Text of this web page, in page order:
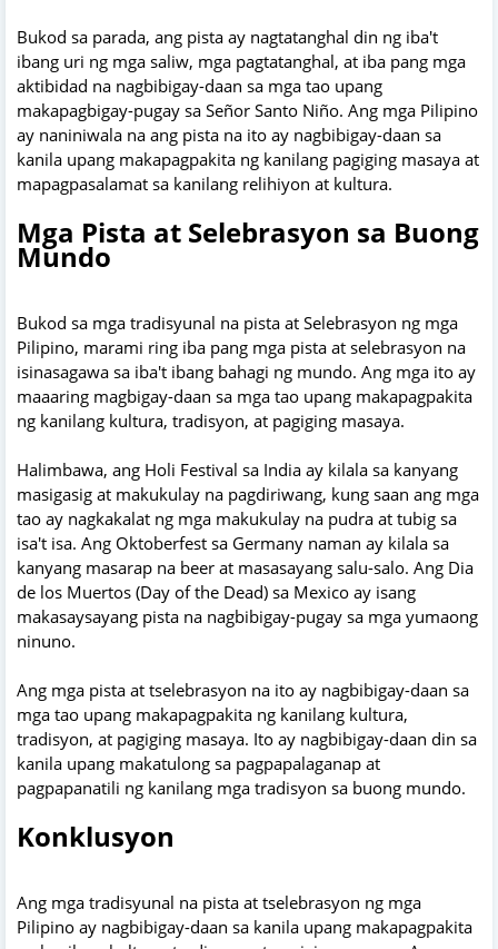
Bukod sa parada, ang pista ay nagtatanghal din ng iba't
ibang uri ng mga saliw, mga pagtatanghal, at iba pang mga
aktibidad na nagbibigay-daan sa mga tao upang
makapagbigay-pugay sa Señor Santo Niño. Ang mga Pilipino
ay naniniwala na ang pista na ito ay nagbibigay-daan sa
kanila upang makapagpakita ng kanilang pagiging masaya at
mapagpasalamat sa kanilang relihiyon at kultura.
Mga Pista at Selebrasyon sa Buong
Mundo
Bukod sa mga tradisyunal na pista at Selebrasyon ng mga
Pilipino, marami ring iba pang mga pista at selebrasyon na
isinasagawa sa iba't ibang bahagi ng mundo. Ang mga ito ay
maaaring magbigay-daan sa mga tao upang makapagpakita
ng kanilang kultura, tradisyon, at pagiging masaya.
Halimbawa, ang Holi Festival sa India ay kilala sa kanyang
masigasig at makukulay na pagdiriwang, kung saan ang mga
tao ay nagkakalat ng mga makukulay na pudra at tubig sa
isa't isa. Ang Oktoberfest sa Germany naman ay kilala sa
kanyang masarap na beer at masasayang salu-salo. Ang Dia
de los Muertos (Day of the Dead) sa Mexico ay isang
makasaysayang pista na nagbibigay-pugay sa mga yumaong
ninuno.
Ang mga pista at tselebrasyon na ito ay nagbibigay-daan sa
mga tao upang makapagpakita ng kanilang kultura,
tradisyon, at pagiging masaya. Ito ay nagbibigay-daan din sa
kanila upang makatulong sa pagpapalaganap at
pagpapanatili ng kanilang mga tradisyon sa buong mundo.
Konklusyon
Ang mga tradisyunal na pista at tselebrasyon ng mga
Pilipino ay nagbibigay-daan sa kanila upang makapagpakita